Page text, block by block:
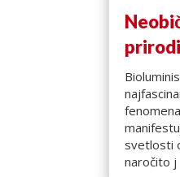
prirodi
svetlosti
naročito j